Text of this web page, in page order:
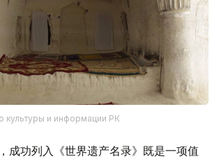
культуры и информации РК
成功列入《世界遗产名录》既是一项值